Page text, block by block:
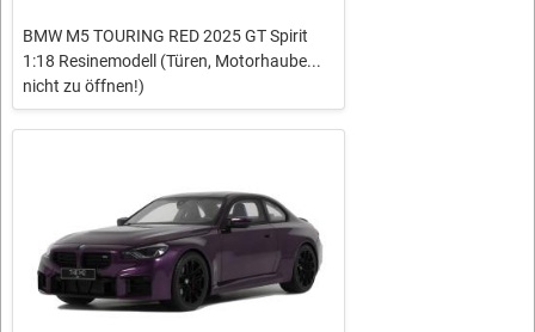
BMW M5 TOURING RED 2025 GT Spirit
1:18 Resinemodell (Türen, Motorhaube...
nicht zu öffnen!)